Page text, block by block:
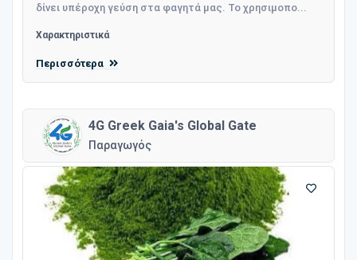
δίνει υπέροχη γεύση στα φαγητά μας. Το χρησιμοπο...
Χαρακτηριστικά
Περισσότερα
4G Greek Gaia's Global Gate
Παραγωγός